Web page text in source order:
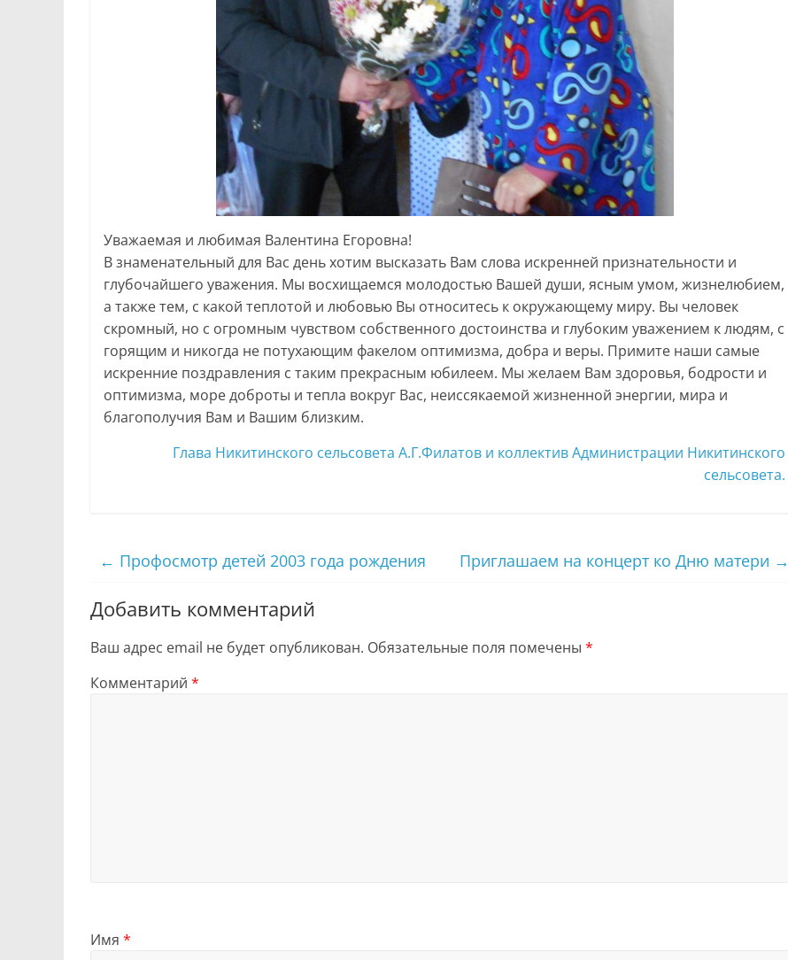
Уважаемая и любимая Валентина Егоровна!
В знаменательный для Вас день хотим высказать Вам слова искренней признательности и
глубочайшего уважения. Мы восхищаемся молодостью Вашей души, ясным умом, жизнелюбием,
а также тем, с какой теплотой и любовью Вы относитесь к окружающему миру. Вы человек
скромный, но с огромным чувством собственного достоинства и глубоким уважением к людям, с
горящим и никогда не потухающим факелом оптимизма, добра и веры. Примите наши самые
искренние поздравления с таким прекрасным юбилеем. Мы желаем Вам здоровья, бодрости и
оптимизма, море доброты и тепла вокруг Вас, неиссякаемой жизненной энергии, мира и
благополучия Вам и Вашим близким.
Глава Никитинского сельсовета А.Г.Филатов и коллектив Администрации Никитинского
сельсовета.
← Профосмотр детей 2003 года рождения Приглашаем на концерт ко Дню матери →
Добавить комментарий
Ваш адрес email не будет опубликован. Обязательные поля помечены *
Комментарий *
Имя *